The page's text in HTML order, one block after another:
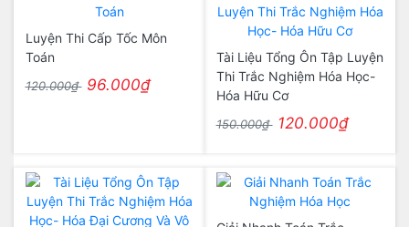
Luyện Thi Cấp Tốc Môn
Toán
120.000₫ 96.000₫
Tài Liệu Tổng Ôn Tập Luyện
Thi Trắc Nghiệm Hóa Học-
Hóa Hữu Cơ
150.000₫ 120.000₫